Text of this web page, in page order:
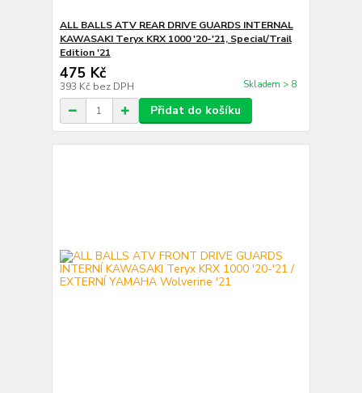
ALL BALLS ATV REAR DRIVE GUARDS INTERNAL
KAWASAKI Teryx KRX 1000 '20-'21, Special/Trail
Edition '21
475 Kč
393 Kč bez DPH Skladem > 8
Přidat do košíku